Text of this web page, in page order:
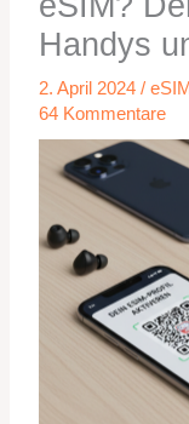
Handys
2. April 2024/
64 Kommentare